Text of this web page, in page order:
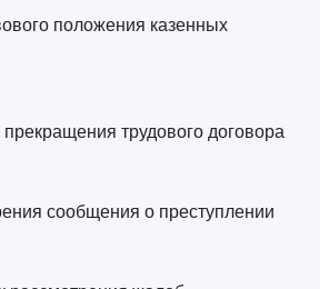
положения казенных
трудового договора
сообщения о преступлении